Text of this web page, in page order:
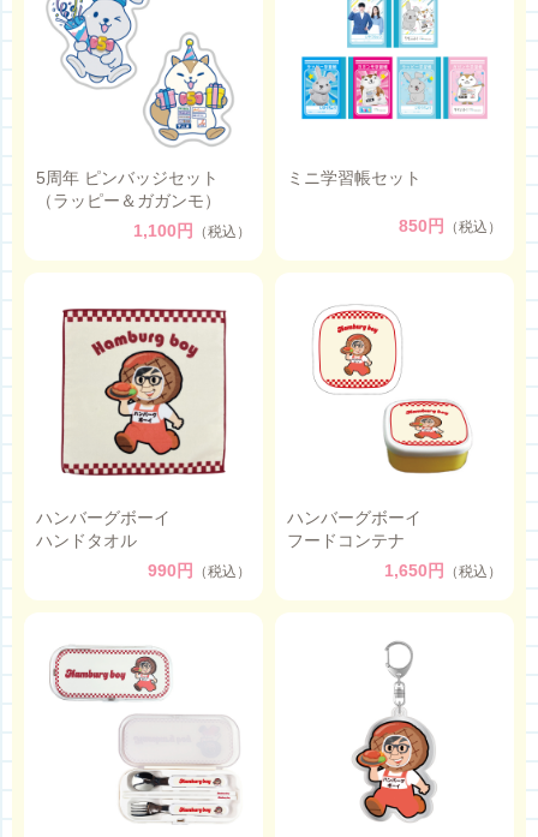
5周年 ピンバッジセット
（ラッピー＆ガガンモ）
1,100円
（税込）
ミニ学習帳セット
850円 （税込）
ハンバーグボーイ
ハンドタオル
990円
（税込）
ハンバーグボーイ
フードコンテナ
1,650円
（税込）